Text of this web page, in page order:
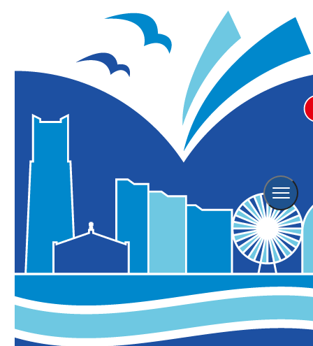
【The Union Bar ＆ Lounge
ザ・ユニオンバー＆ラウンジ】イ
ブニング・ハイティー
ハイアットリージェンシー 横浜
※こちらのイベントは終了しております。